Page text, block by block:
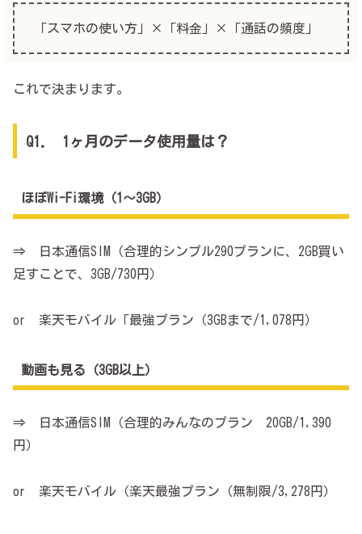
「スマホの使い方」×「料金」×「通話の頻度」
これで決まります。
Q1. 1ヶ月のデータ使用量は？
ほぼWi-Fi環境（1～3GB）
⇒ 日本通信SIM（合理的シンプル290プランに、2GB買い
足すことで、3GB/730円）
or 楽天モバイル「最強プラン（3GBまで/1,078円）
動画も見る（3GB以上）
⇒ 日本通信SIM（合理的みんなのプラン 20GB/1,390
円）
or 楽天モバイル（楽天最強プラン（無制限/3,278円）